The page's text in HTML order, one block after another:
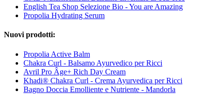
English Tea Shop Selezione Bio - You are Amazing
Propolia Hydrating Serum
Nuovi prodotti:
Propolia Active Balm
Chakra Curl - Balsamo Ayurvedico per Ricci
Avril Pro Âge+ Rich Day Cream
Khadi® Chakra Curl - Crema Ayurvedica per Ricci
Bagno Doccia Emolliente e Nutriente - Mandorla